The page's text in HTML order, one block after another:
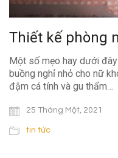
Thiết kế phòng
Một số mẹo hay dưới
buồng nghỉ nhỏ cho nữ
đậm cá tính và gu thẩm…
25 Tháng Một, 2021
tin tức